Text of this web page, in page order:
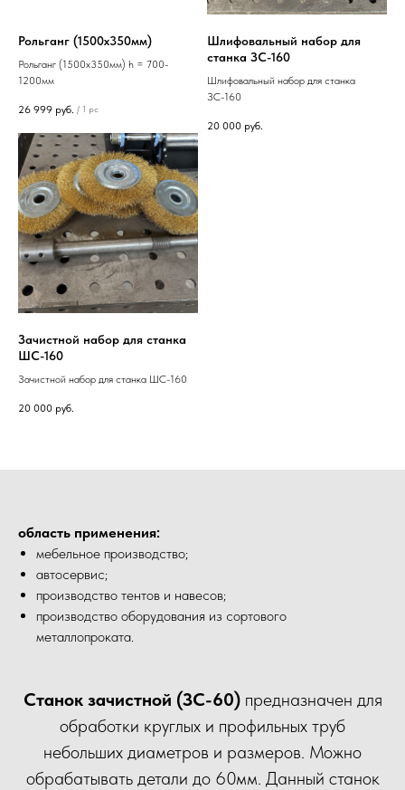
Рольганг (1500х350мм)
Рольганг (1500х350мм) h = 700-
1200мм
26 999 руб. / 1 pc
Шлифовальный набор для
станка ЗС-160
Шлифовальный набор для станка
ЗС-160
20 000 руб.
Зачистной набор для станка
ШС-160
Зачистной набор для станка ШС-160
20 000 руб.
область применения:
мебельное производство;
автосервис;
производство тентов и навесов;
производство оборудования из сортового
металлопроката.
Станок зачистной (ЗС-60) предназначен для
обработки круглых и профильных труб
небольших диаметров и размеров. Можно
обрабатывать детали до 60мм. Данный станок